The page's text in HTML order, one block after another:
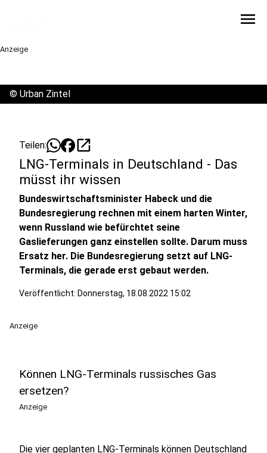
menu
Anzeige
© Urban Zintel
Teilen: open_in_new
LNG-Terminals in Deutschland - Das
müsst ihr wissen
Bundeswirtschaftsminister Habeck und die
Bundesregierung rechnen mit einem harten Winter,
wenn Russland wie befürchtet seine
Gaslieferungen ganz einstellen sollte. Darum muss
Ersatz her. Die Bundesregierung setzt auf LNG-
Terminals, die gerade erst gebaut werden.
Veröffentlicht: Donnerstag, 18.08.2022 15:02
Anzeige
Können LNG-Terminals russisches Gas
ersetzen?
Anzeige
Die vier geplanten LNG-Terminals können Deutschland